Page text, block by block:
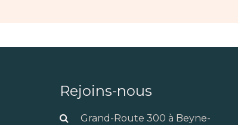
Rejoins-nous
Grand-Route 300 à Beyne-